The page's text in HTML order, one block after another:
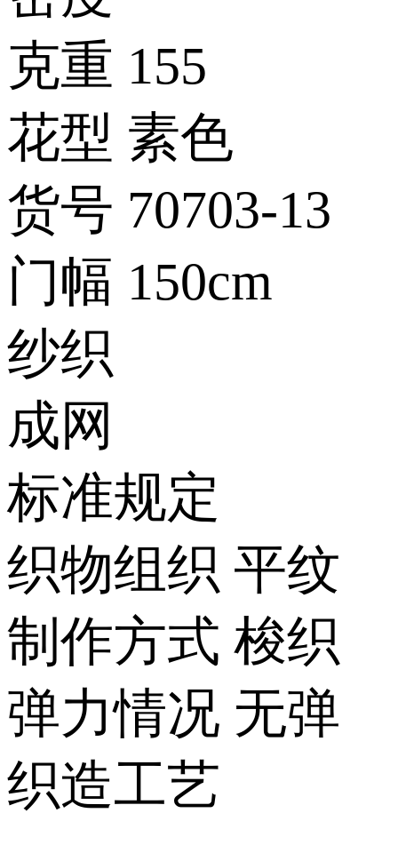
克重 155
花型 素色
货号 70703-13
门幅 150cm
纱织
成网
标准规定
织物组织 平纹
制作方式 梭织
弹力情况 无弹
织造工艺